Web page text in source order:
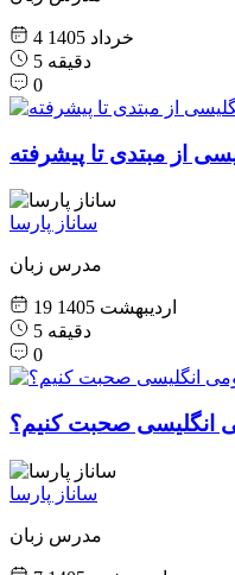
4 خرداد 1405
5 دقیقه
0
از مبتدی تا پیشرفته
ساناز پارسا
مدرس زبان
19 اردیبهشت 1405
5 دقیقه
0
ساناز پارسا
مدرس زبان